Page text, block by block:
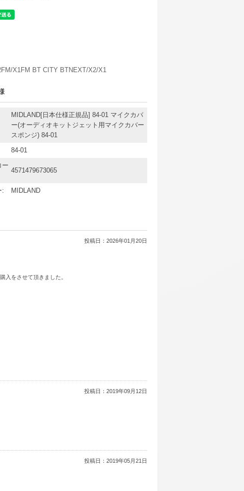
X1FM BT CITY BTNEXT/X2/X1
MIDLAND[日本仕様正規品] 84-01 マイクカバ
ー(オーディオキットジェット用マイクカバー
スポンジ) 84-01
84-01
ー
4571479673065
: MIDLAND
投稿日： 2026年01月20日
入をさせて頂きました。
投稿日： 2019年09月12日
投稿日： 2019年05月21日